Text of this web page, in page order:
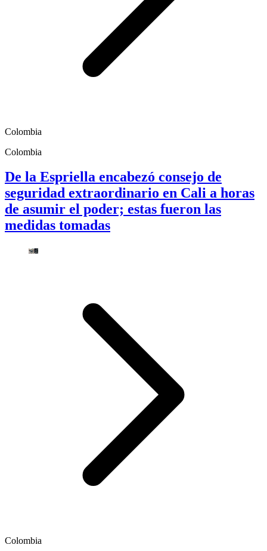
Colombia
Colombia
De la Espriella encabezó consejo de
seguridad extraordinario en Cali a horas
de asumir el poder; estas fueron las
medidas tomadas
Colombia